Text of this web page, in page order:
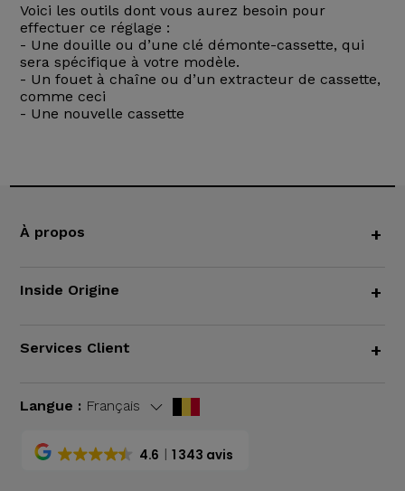
Voici les outils dont vous aurez besoin pour
effectuer ce réglage :
- Une douille ou d’une clé démonte-cassette, qui
sera spécifique à votre modèle.
- Un fouet à chaîne ou d’un extracteur de cassette,
comme ceci
- Une nouvelle cassette
À propos +
Inside Origine +
Services Client +
Langue : Français
4.6 1 343 avis